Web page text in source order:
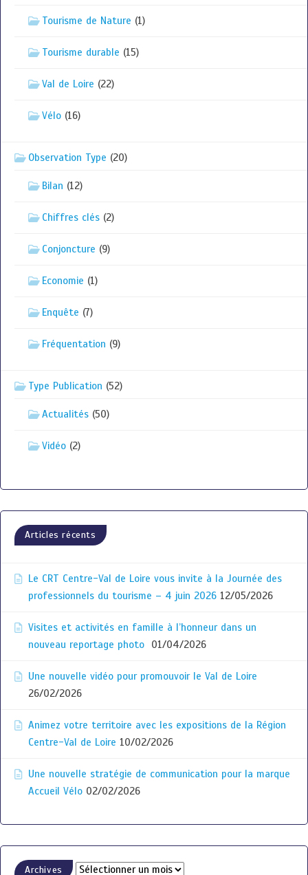
Tourisme de Nature (1)
Tourisme durable (15)
Val de Loire (22)
Vélo (16)
Observation Type (20)
Bilan (12)
Chiffres clés (2)
Conjoncture (9)
Economie (1)
Enquête (7)
Fréquentation (9)
Type Publication (52)
Actualités (50)
Vidéo (2)
Articles récents
Le CRT Centre-Val de Loire vous invite à la Journée des
professionnels du tourisme – 4 juin 2026 12/05/2026
Visites et activités en famille à l’honneur dans un
nouveau reportage photo
01/04/2026
Une nouvelle vidéo pour promouvoir le Val de Loire
26/02/2026
Animez votre territoire avec les expositions de la Région
Centre-Val de Loire 10/02/2026
Une nouvelle stratégie de communication pour la marque
Accueil Vélo 02/02/2026
Archives